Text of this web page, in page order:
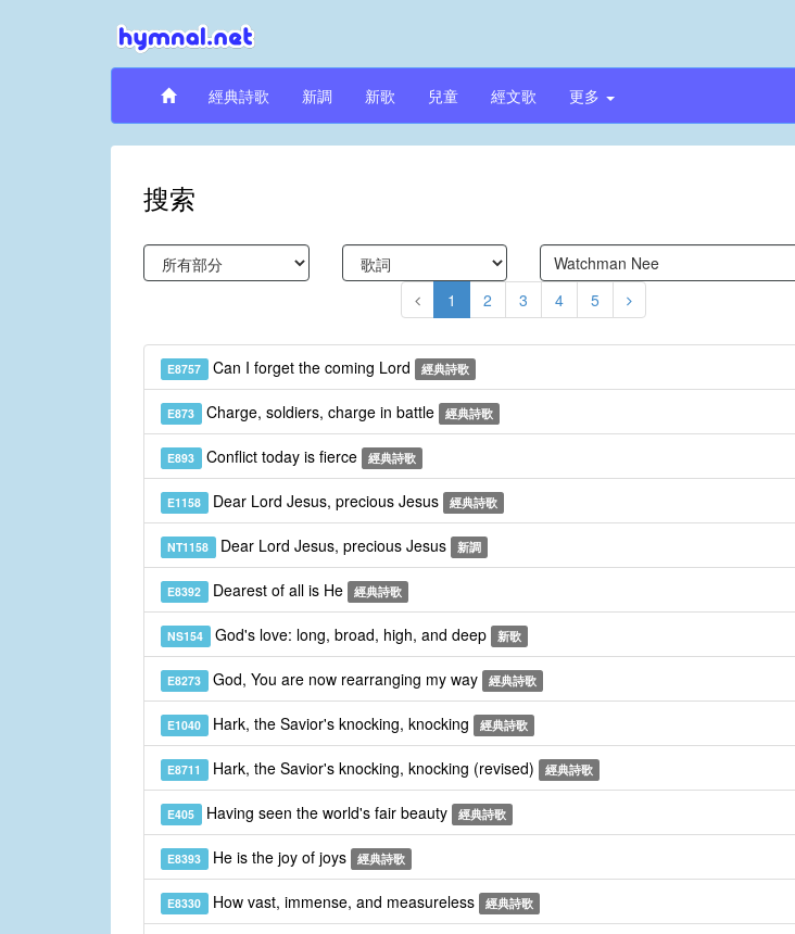
經典詩歌 新調 新歌 兒童 經文歌 更多
搜索
1 2 3 4 5
E8757 Can I forget the coming Lord 經典詩歌
E873 Charge, soldiers, charge in battle 經典詩歌
E893 Conflict today is fierce 經典詩歌
E1158 Dear Lord Jesus, precious Jesus 經典詩歌
NT1158 Dear Lord Jesus, precious Jesus 新調
E8392 Dearest of all is He 經典詩歌
NS154 God's love: long, broad, high, and deep 新歌
E8273 God, You are now rearranging my way 經典詩歌
E1040 Hark, the Savior's knocking, knocking 經典詩歌
E8711 Hark, the Savior's knocking, knocking (revised) 經典詩歌
E405 Having seen the world's fair beauty 經典詩歌
E8393 He is the joy of joys 經典詩歌
E8330 How vast, immense, and measureless 經典詩歌